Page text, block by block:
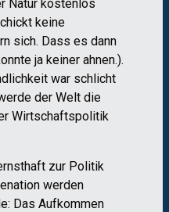
Natur kostenlos
keine
sich. Dass es dann
ja keiner ahnen.).
war schlicht
der Welt die
Wirtschaftspolitik
zur Politik
werden
Das Aufkommen